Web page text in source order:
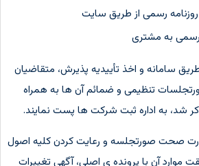
رسمی از طریق سایت
رسمی به مشتری
سامانه و اخذ تأییدیه پذیرش، متقاضیان
تنظیمی و ضمائم آن ها به همراه
شد، به اداره ثبت شرکت ها پست نمایند.
صحت صورتجلسه و رعایت کردن کلیه اصول
موارد آن با پرونده ی اصلی، آگهی تغییرات